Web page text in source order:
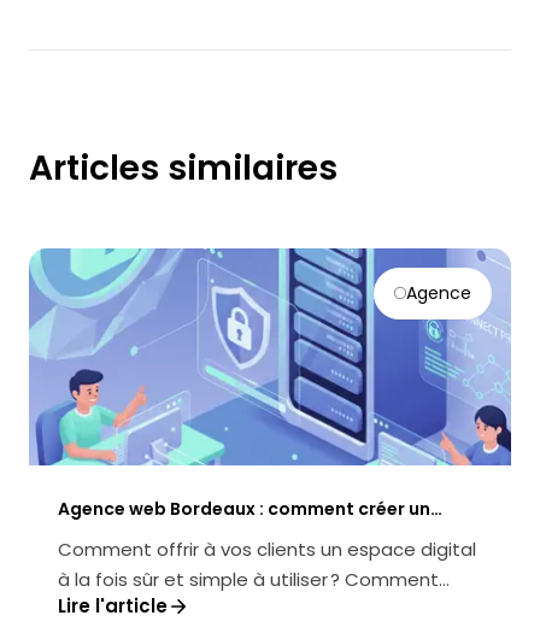
Articles similaires
Agence
Agence web Bordeaux : comment créer un
extranet client sécurisé et performant
Comment offrir à vos clients un espace digital
à la fois sûr et simple à utiliser ? Comment
transformer un extranet en v...
Lire l'article